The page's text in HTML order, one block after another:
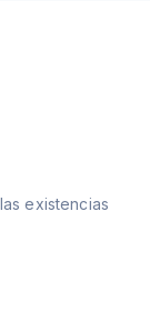
existencias